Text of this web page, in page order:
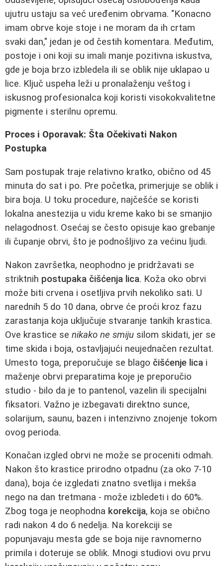
ujutru ustaju sa već uređenim obrvama. "Konacno
imam obrve koje stoje i ne moram da ih crtam
svaki dan," jedan je od čestih komentara. Međutim,
postoje i oni koji su imali manje pozitivna iskustva,
gde je boja brzo izbledela ili se oblik nije uklapao u
lice. Ključ uspeha leži u pronalaženju veštog i
iskusnog profesionalca koji koristi visokokvalitetne
pigmente i sterilnu opremu.
Proces i Oporavak: Šta Očekivati Nakon
Postupka
Sam postupak traje relativno kratko, obično od 45
minuta do sat i po. Pre početka, primerjuje se oblik i
bira boja. U toku procedure, najčešće se koristi
lokalna anestezija u vidu kreme kako bi se smanjio
nelagodnost. Osećaj se često opisuje kao grebanje
ili čupanje obrvi, što je podnošljivo za većinu ljudi.
Nakon završetka, neophodno je pridržavati se
striktnih postupaka čišćenja lica. Koža oko obrvi
može biti crvena i osetljiva prvih nekoliko sati. U
narednih 5 do 10 dana, obrve će proći kroz fazu
zarastanja koja uključuje stvaranje tankih krastica.
Ove krastice se nikako ne smiju silom skidati, jer se
time skida i boja, ostavljajući neujednačen rezultat.
Umesto toga, preporučuje se blago čišćenje lica i
maženje obrvi preparatima koje je preporučio
studio - bilo da je to pantenol, vazelin ili specijalni
fiksatori. Važno je izbegavati direktno sunce,
solarijum, saunu, bazen i intenzivno znojenje tokom
ovog perioda.
Konačan izgled obrvi ne može se proceniti odmah.
Nakon što krastice prirodno otpadnu (za oko 7-10
dana), boja će izgledati znatno svetlija i mekša
nego na dan tretmana - može izbledeti i do 60%.
Zbog toga je neophodna korekcija, koja se obično
radi nakon 4 do 6 nedelja. Na korekciji se
popunjavaju mesta gde se boja nije ravnomerno
primila i doteruje se oblik. Mnogi studiovi ovu prvu